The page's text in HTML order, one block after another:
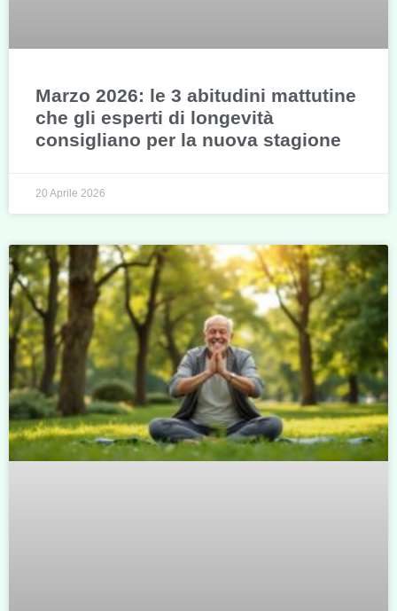
Marzo 2026: le 3 abitudini mattutine
che gli esperti di longevità
consigliano per la nuova stagione
20 Aprile 2026